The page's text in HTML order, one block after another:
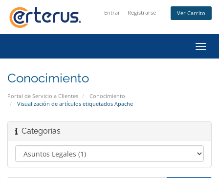
Entrar Registrarse Ver Carrito
Conocimiento
Portal de Servicio a Clientes
Conocimiento
Visualización de artículos etiquetados Apache
Categorías